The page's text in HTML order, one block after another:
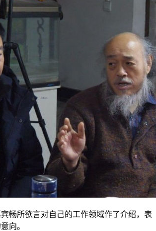
畅所欲言对自己的工作领域作了介绍，表
向。